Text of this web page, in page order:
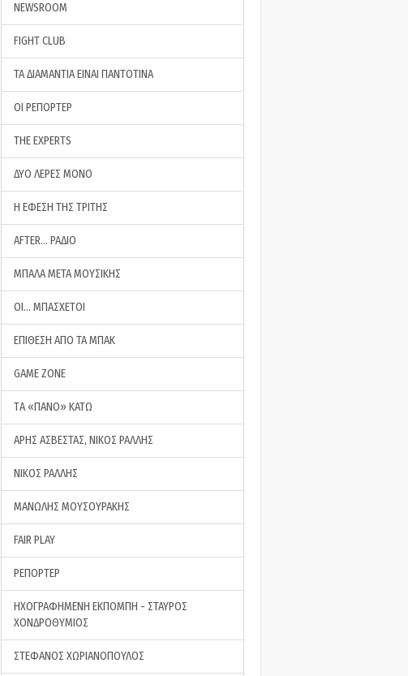
NEWSROOM
FIGHT CLUB
ΤΑ ΔΙΑΜΑΝΤΙΑ ΕΙΝΑΙ ΠΑΝΤΟΤΙΝΑ
ΟΙ ΡΕΠΟΡΤΕΡ
THE EXPERTS
ΔΥΟ ΛΕΡΕΣ ΜΟΝΟ
Η ΕΦΕΣΗ ΤΗΣ ΤΡΙΤΗΣ
AFTER… ΡΑΔΙΟ
ΜΠΑΛΑ ΜΕΤΑ ΜΟΥΣΙΚΗΣ
ΟΙ… ΜΠΑΣΧΕΤΟΙ
ΕΠΙΘΕΣΗ ΑΠΟ ΤΑ ΜΠΑΚ
GAME ZONE
ΤA «ΠΑΝΟ» ΚΑΤΩ
ΑΡΗΣ ΑΣΒΕΣΤΑΣ, ΝΙΚΟΣ ΡΑΛΛΗΣ
ΝΙΚΟΣ ΡΑΛΛΗΣ
ΜΑΝΩΛΗΣ ΜΟΥΣΟΥΡΑΚΗΣ
FAIR PLAY
ΡΕΠΟΡΤΕΡ
ΗΧΟΓΡΑΦΗΜΕΝΗ ΕΚΠΟΜΠΗ - ΣΤΑΥΡΟΣ
ΧΟΝΔΡΟΘΥΜΙΟΣ
ΣΤΕΦΑΝΟΣ ΧΩΡΙΑΝΟΠΟΥΛΟΣ